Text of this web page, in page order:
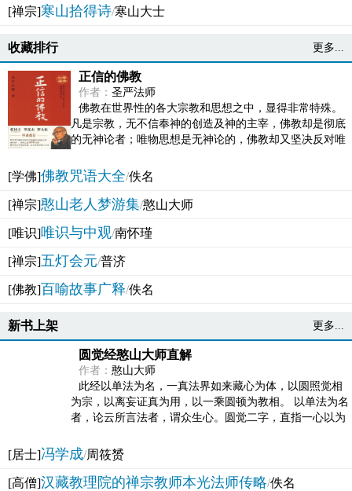
[禅宗]寒山拾得诗/寒山大士
收藏排行 更多...
正信的佛教
作者： 圣严法师
佛教在世界性的各大宗教和思想之中，显得非常特殊。
凡是宗教，无不信奉神的创造及神的主宰，佛教却是彻底
的无神论者；唯物思想是无神论的，佛教却又坚决反对唯
[学佛]佛教咒语大全/佚名
[禅宗]憨山老人梦游集/憨山大师
[唯识]唯识与中观/南怀瑾
[禅宗]五灯会元/普济
[佛教]百喻故事广释/佚名
新书上架 更多...
圆觉经憨山大师直解
作者： 憨山大师
此经以单法为名，一真法界如来藏心为体，以圆照觉相
为宗，以离妄证真为用，以一乘圆顿为教相。 以单法为名
者，论云所言法者，谓众生心。圆觉二字，直指一心以为
[居士]冯学成/周筱赟
[高僧]汉藏教理院的禅宗教师本光法师传略/佚名